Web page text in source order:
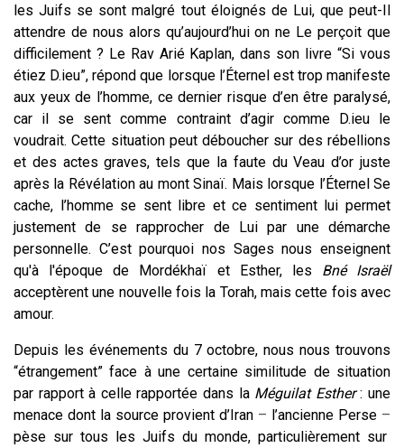
les Juifs se sont malgré tout éloignés de Lui, que peut-Il
attendre de nous alors qu’aujourd’hui on ne Le perçoit que
difficilement ? Le Rav Arié Kaplan, dans son livre “Si vous
étiez D.ieu”, répond que lorsque l’Éternel est trop manifeste
aux yeux de l’homme, ce dernier risque d’en être paralysé,
car il se sent comme contraint d’agir comme D.ieu le
voudrait. Cette situation peut déboucher sur des rébellions
et des actes graves, tels que la faute du Veau d’or juste
après la Révélation au mont Sinaï. Mais lorsque l’Éternel Se
cache, l’homme se sent libre et ce sentiment lui permet
justement de se rapprocher de Lui par une démarche
personnelle. C’est pourquoi nos Sages nous enseignent
qu'à l'époque de Mordékhaï et Esther, les Bné
Israël
acceptèrent une nouvelle fois la Torah, mais cette fois avec
amour.
Depuis les événements du 7 octobre, nous nous trouvons
“étrangement” face à une certaine similitude de situation
par rapport à celle rapportée dans la Méguilat Esther: une
menace dont la source provient d’Iran – l’ancienne Perse –
pèse sur tous les Juifs du monde, particulièrement sur